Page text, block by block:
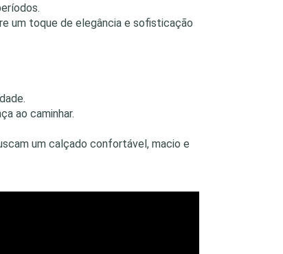
um toque de elegância e sofisticação
ao caminhar.
um calçado confortável, macio e